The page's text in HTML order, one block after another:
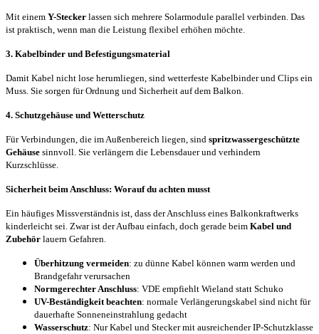
Mit einem Y-Stecker lassen sich mehrere Solarmodule parallel verbinden. Das
ist praktisch, wenn man die Leistung flexibel erhöhen möchte.
3. Kabelbinder und Befestigungsmaterial
Damit Kabel nicht lose herumliegen, sind wetterfeste Kabelbinder und Clips ein
Muss. Sie sorgen für Ordnung und Sicherheit auf dem Balkon.
4. Schutzgehäuse und Wetterschutz
Für Verbindungen, die im Außenbereich liegen, sind spritzwassergeschützte
Gehäuse sinnvoll. Sie verlängern die Lebensdauer und verhindern
Kurzschlüsse.
Sicherheit beim Anschluss: Worauf du achten musst
Ein häufiges Missverständnis ist, dass der Anschluss eines Balkonkraftwerks
kinderleicht sei. Zwar ist der Aufbau einfach, doch gerade beim Kabel und
Zubehör lauern Gefahren.
Überhitzung vermeiden: zu dünne Kabel können warm werden und
Brandgefahr verursachen
Normgerechter Anschluss: VDE empfiehlt Wieland statt Schuko
UV-Beständigkeit beachten: normale Verlängerungskabel sind nicht für
dauerhafte Sonneneinstrahlung gedacht
Wasserschutz: Nur Kabel und Stecker mit ausreichender IP-Schutzklasse